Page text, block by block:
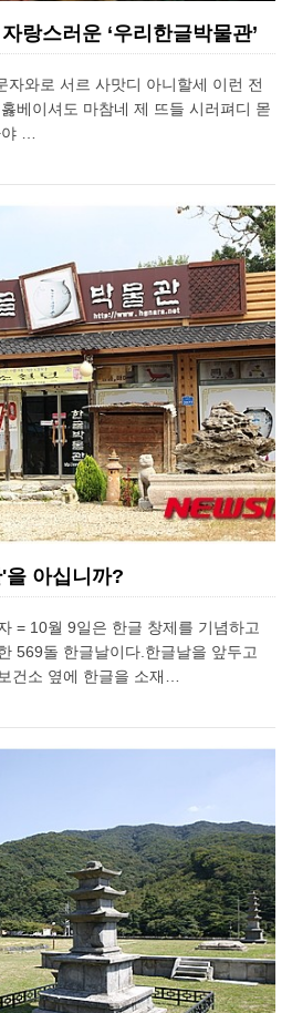
랑스러운 ‘우리한글박물관’
자와로 서르 사맛디 아니할세 이런 전
베이셔도 마참네 제 뜨들 시러펴디 몯
…
을 아십니까?
= 10월 9일은 한글 창제를 기념하고
569돌 한글날이다.한글날을 앞두고
건소 옆에 한글을 소재…